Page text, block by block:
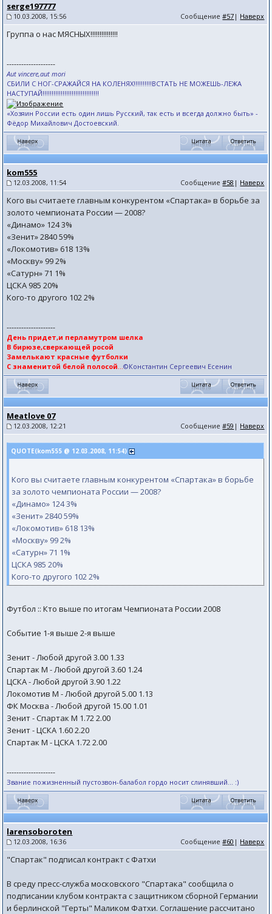
serge197777
10.03.2008, 15:56 Сообщение#57 | Наверх
Группа о нас МЯСНЫХ!!!!!!!!!!!!!!!
--------------------
Aut vincere,aut mori
СБИЛИ С НОГ-СРАЖАЙСЯ НА КОЛЕНЯХ!!!!!!!!!!ВСТАТЬ НЕ МОЖЕШЬ-ЛЕЖА
НАСТУПАЙ!!!!!!!!!!!!!!!!!!!!!!!!!!!!!!!
«Хозяин России есть один лишь Русский, так есть и всегда должно быть» -
Фёдор Михайлович Достоевский.
kom555
12.03.2008, 11:54 Сообщение#58 | Наверх
Кого вы считаете главным конкурентом «Спартака» в борьбе за
золото чемпионата России — 2008?
«Динамо» 124 3%
«Зенит» 2840 59%
«Локомотив» 618 13%
«Москву» 99 2%
«Сатурн» 71 1%
ЦСКА 985 20%
Кого-то другого 102 2%
--------------------
День придет,и перламутром шелка
В бирюзе,сверкающей росой
Замелькают красные футболки
С знаменитой белой полосой...©Константин Сергеевич Есенин
Meatlove 07
12.03.2008, 12:21 Сообщение#59 | Наверх
QUOTE(kom555 @ 12.03.2008, 11:54)
Кого вы считаете главным конкурентом «Спартака» в борьбе
за золото чемпионата России — 2008?
«Динамо» 124 3%
«Зенит» 2840 59%
«Локомотив» 618 13%
«Москву» 99 2%
«Сатурн» 71 1%
ЦСКА 985 20%
Кого-то другого 102 2%
Футбол :: Кто выше по итогам Чемпионата России 2008
Событие 1-я выше 2-я выше
Зенит - Любой другой 3.00 1.33
Спартак М - Любой другой 3.60 1.24
ЦСКА - Любой другой 3.90 1.22
Локомотив М - Любой другой 5.00 1.13
ФК Москва - Любой другой 15.00 1.01
Зенит - Спартак М 1.72 2.00
Зенит - ЦСКА 1.60 2.20
Спартак М - ЦСКА 1.72 2.00
--------------------
Звание пожизненный пустозвон-балабол гордо носит слинявший... :)
larensoboroten
12.03.2008, 16:36 Сообщение#60 | Наверх
"Спартак" подписал контракт с Фатхи
В среду пресс-служба московского "Спартака" сообщила о
подписании клубом контракта с защитником сборной Германии
и берлинской "Герты" Маликом Фатхи. Соглашение рассчитано